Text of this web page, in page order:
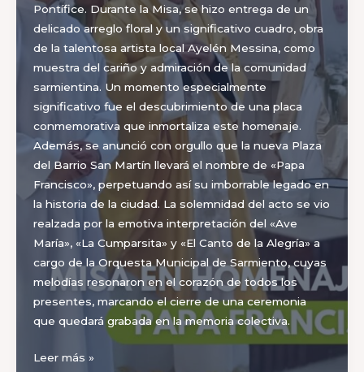
Pontífice. Durante la Misa, se hizo entrega de un
delicado arreglo floral y un significativo cuadro, obra
de la talentosa artista local Ayelén Messina, como
muestra del cariño y admiración de la comunidad
sarmientina. Un momento especialmente
significativo fue el descubrimiento de una placa
conmemorativa que inmortaliza este homenaje.
Además, se anunció con orgullo que la nueva Plaza
del Barrio San Martín llevará el nombre de «Papa
Francisco», perpetuando así su imborrable legado en
la historia de la ciudad. La solemnidad del acto se vio
realzada por la emotiva interpretación del «Ave
María», «La Cumparsita» y «El Canto de la Alegría» a
cargo de la Orquesta Municipal de Sarmiento, cuyas
melodías resonaron en el corazón de todos los
presentes, marcando el cierre de una ceremonia
que quedará grabada en la memoria colectiva.
Sarmiento
Leer más »